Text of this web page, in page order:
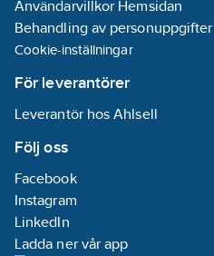
Användarvillkor Hemsidan
Behandling av personuppgifter
Cookie-inställningar
För leverantörer
Leverantör hos Ahlsell
Följ oss
Facebook
Instagram
LinkedIn
Ladda ner vår app